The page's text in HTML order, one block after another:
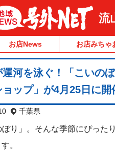
流
お店News お店みちゃ
運河を泳ぐ！「こいの
ップ」が4月25日に開
千葉県
り」。そんな季節にぴった
。